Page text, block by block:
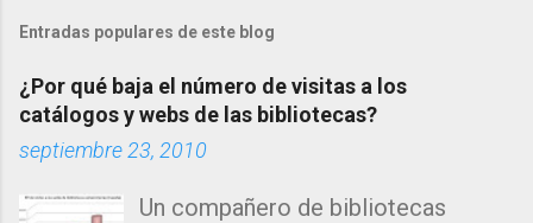
e
t
a
i
Entradas populares de este blog
¿Por qué baja el número de visitas a los
catálogos y webs de las bibliotecas?
septiembre 23, 2010
Un compañero de bibliotecas